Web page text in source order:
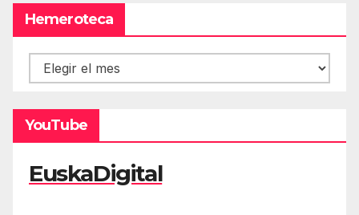
Hemeroteca
Hemeroteca
YouTube
EuskaDigital